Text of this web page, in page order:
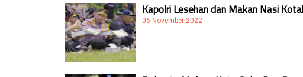
Kapolri Lesehan dan Makan Nasi
06 November 2022